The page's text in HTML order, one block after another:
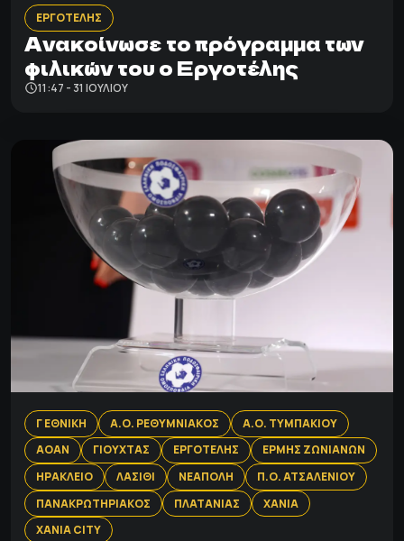
ΕΡΓΟΤΕΛΗΣ
Ανακοίνωσε το πρόγραμμα των
φιλικών του ο Εργοτέλης
11:47 - 31 ΙΟΥΛΊΟΥ
Γ ΕΘΝΙΚΗ Α.Ο. ΡΕΘΥΜΝΙΑΚΟΣ
Α.Ο. ΤΥΜΠΑΚΙΟΥ
ΑΟΑΝ
ΓΙΟΥΧΤΑΣ ΕΡΓΟΤΕΛΗΣ
ΕΡΜΗΣ ΖΩΝΙΑΝΩΝ
ΗΡΑΚΛΕΙΟ
ΛΑΣΙΘΙ ΝΕΑΠΟΛΗ
Π.Ο. ΑΤΣΑΛΕΝΙΟΥ
ΠΑΝΑΚΡΩΤΗΡΙΑΚΟΣ
ΠΛΑΤΑΝΙΑΣ
ΧΑΝΙΑ
ΧΑΝΙΑ CITY